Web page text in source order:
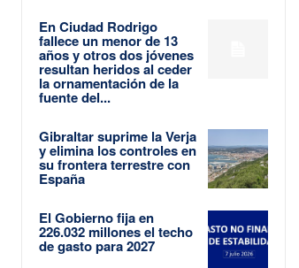
En Ciudad Rodrigo
fallece un menor de 13
años y otros dos jóvenes
resultan heridos al ceder
la ornamentación de la
fuente del...
Gibraltar suprime la Verja
y elimina los controles en
su frontera terrestre con
España
El Gobierno fija en
226.032 millones el techo
de gasto para 2027